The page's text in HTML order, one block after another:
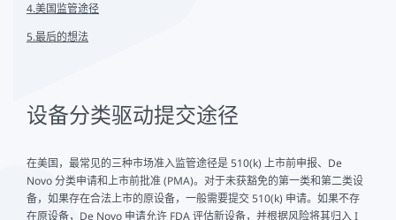
4.美国监管途径
5.最后的想法
设备分类驱动提交途径
在美国，最常见的三种市场准入监管途径是 510(k) 上市前申报、De
Novo 分类申请和上市前批准 (PMA)。对于未获豁免的第一类和第二类设
备，如果存在合法上市的原设备，一般需要提交 510(k) 申请。如果不存
在原设备，De Novo 申请允许 FDA 评估新设备，并根据风险将其归入 I